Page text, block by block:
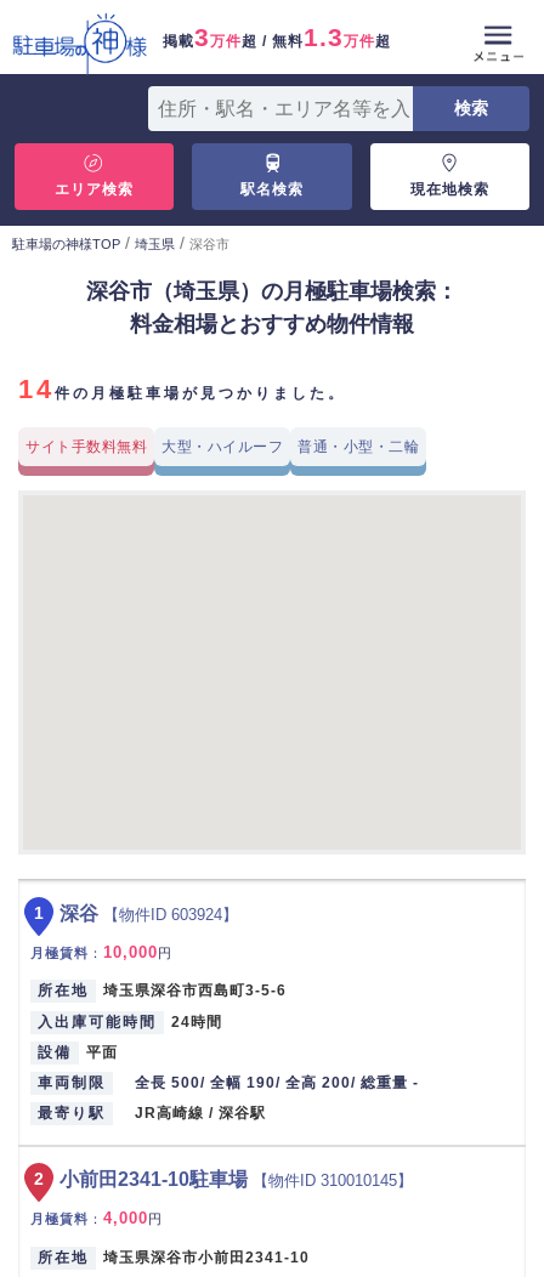
掲載3万件超 / 無料1.3万件超
エリア検索 駅名検索 現在地検索
駐車場の神様TOP / 埼玉県 / 深谷市
深谷市（埼玉県）の月極駐車場検索：
料金相場とおすすめ物件情報
14 件の月極駐車場が見つかりました。
サイト手数料無料 大型・ハイルーフ 普通・小型・二輪
深谷 【物件ID 603924】
月極賃料 ： 10,000円
所在地
埼玉県深谷市西島町3-5-6
入出庫可能時間
24時間
設備
平面
車両制限
全長 500/ 全幅 190/ 全高 200/ 総重量 -
最寄り駅
JR高崎線 / 深谷駅
1
小前田2341-10駐車場 【物件ID 310010145】
月極賃料 ： 4,000 円
所在地
埼玉県深谷市小前田2341-10
2